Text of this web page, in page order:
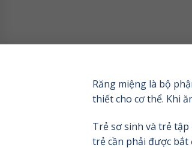
Răng miệng là bộ
thiết cho cơ thể. Khi
Trẻ sơ sinh và trẻ
trẻ cần phải được bắt